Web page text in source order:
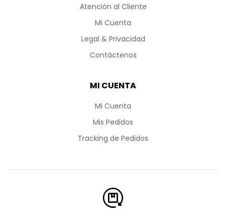
Atención al Cliente
Mi Cuenta
Legal & Privacidad
Contáctenos
MI CUENTA
Mi Cuenta
Mis Pedidos
Tracking de Pedidos